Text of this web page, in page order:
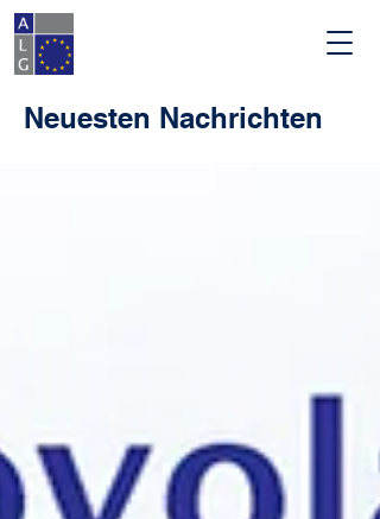
Neuesten Nachrichten